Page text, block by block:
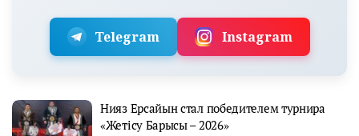
Telegram Instagram
Нияз Ерсайын стал победителем турнира
«Жетісу Барысы – 2026»